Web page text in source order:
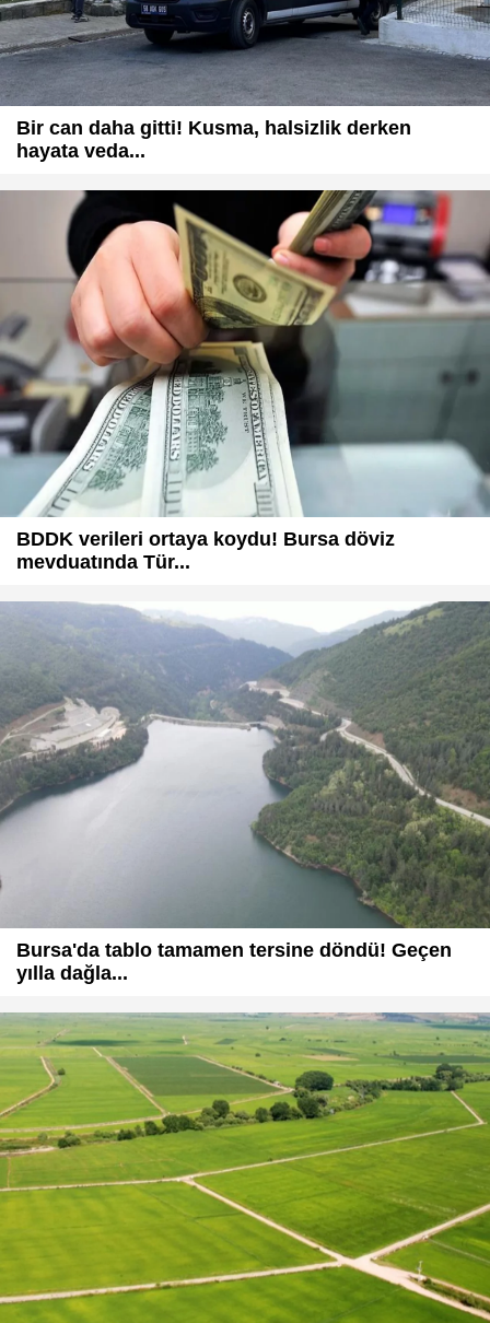
Bir can daha gitti! Kusma, halsizlik derken
hayata veda...
BDDK verileri ortaya koydu! Bursa döviz
mevduatında Tür...
Bursa'da tablo tamamen tersine döndü! Geçen
yılla dağla...